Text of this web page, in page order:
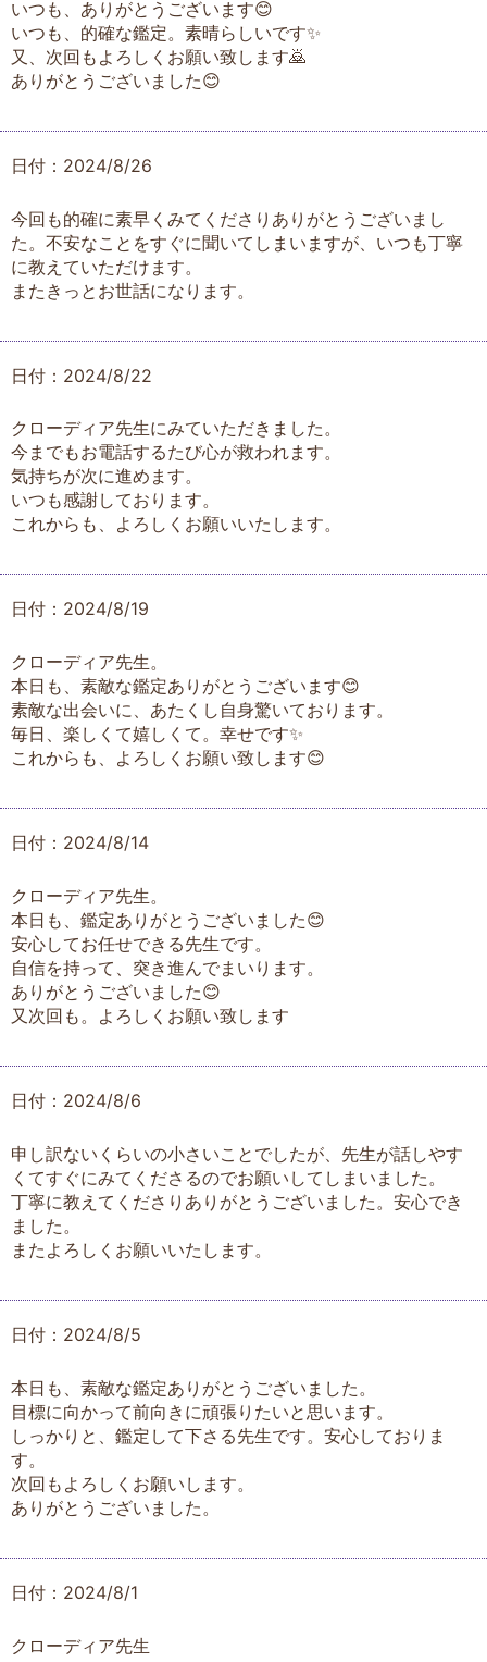
いつも、ありがとうございます😊
いつも、的確な鑑定。素晴らしいです✨
又、次回もよろしくお願い致します🙇
ありがとうございました😊
日付：2024/8/26
今回も的確に素早くみてくださりありがとうございまし
た。不安なことをすぐに聞いてしまいますが、いつも丁寧
に教えていただけます。
またきっとお世話になります。
日付：2024/8/22
クローディア先生にみていただきました。
今までもお電話するたび心が救われます。
気持ちが次に進めます。
いつも感謝しております。
これからも、よろしくお願いいたします。
日付：2024/8/19
クローディア先生。
本日も、素敵な鑑定ありがとうございます😊
素敵な出会いに、あたくし自身驚いております。
毎日、楽しくて嬉しくて。幸せです✨
これからも、よろしくお願い致します😊
日付：2024/8/14
クローディア先生。
本日も、鑑定ありがとうございました😊
安心してお任せできる先生です。
自信を持って、突き進んでまいります。
ありがとうございました😊
又次回も。よろしくお願い致します
日付：2024/8/6
申し訳ないくらいの小さいことでしたが、先生が話しやす
くてすぐにみてくださるのでお願いしてしまいました。
丁寧に教えてくださりありがとうございました。安心でき
ました。
またよろしくお願いいたします。
日付：2024/8/5
本日も、素敵な鑑定ありがとうございました。
目標に向かって前向きに頑張りたいと思います。
しっかりと、鑑定して下さる先生です。安心しておりま
す。
次回もよろしくお願いします。
ありがとうございました。
日付：2024/8/1
クローディア先生